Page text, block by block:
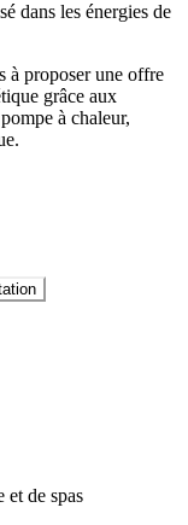
dans les énergies de
à proposer une offre
grâce aux
à chaleur,
et de spas